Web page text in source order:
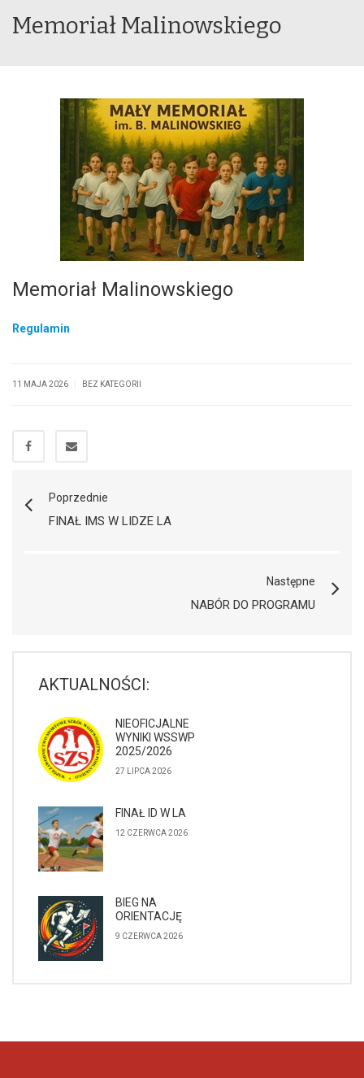
Memoriał Malinowskiego
Memoriał Malinowskiego
Regulamin
11 MAJA 2026 BEZ KATEGORII
Poprzednie
FINAŁ IMS W LIDZE LA
Następne
NABÓR DO PROGRAMU
AKTUALNOŚCI:
NIEOFICJALNE
WYNIKI WSSWP
2025/2026
27 LIPCA 2026
FINAŁ ID W LA
12 CZERWCA 2026
BIEG NA
ORIENTACJĘ
9 CZERWCA 2026